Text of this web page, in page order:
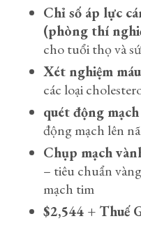
Chỉ số áp lực
(phòng thí
cho tuổi thọ và
Xét nghiệm
các loại
quét động
động mạch lên
Chụp mạch
– tiêu chuẩn
mạch tim
$2,544 + Thuế